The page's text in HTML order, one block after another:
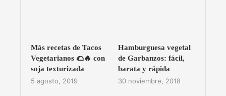
Más recetas de Tacos
Vegetarianos 🌮🔥 con
soja texturizada
5 agosto, 2019
Hamburguesa vegetal
de Garbanzos: fácil,
barata y rápida
30 noviembre, 2018